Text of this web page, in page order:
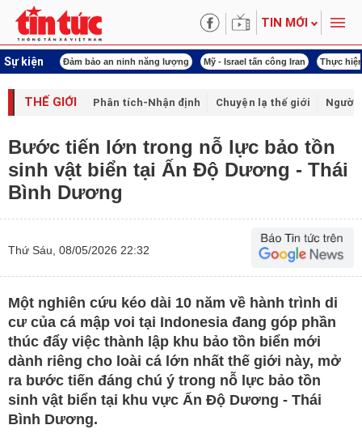
TIN MỚI
Sự kiện
khóa XVI Đảm bảo an ninh năng lượng Mỹ - Israel tấn công Iran Thực
THẾ GIỚI Phân tích-Nhận định Chuyện lạ thế giới Người
Bước tiến lớn trong nỗ lực bảo tồn
sinh vật biển tại Ấn Độ Dương - Thái
Bình Dương
Thứ Sáu, 08/05/2026 22:32
Một nghiên cứu kéo dài 10 năm về hành trình di
cư của cá mập voi tại Indonesia đang góp phần
thúc đẩy việc thành lập khu bảo tồn biển mới
dành riêng cho loài cá lớn nhất thế giới này, mở
ra bước tiến đáng chú ý trong nỗ lực bảo tồn
sinh vật biển tại khu vực Ấn Độ Dương - Thái
Bình Dương.